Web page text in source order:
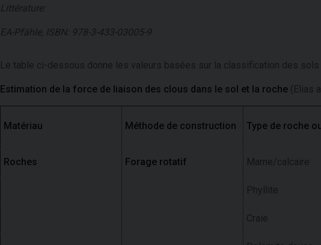
Littérature:
EA-Pfähle, ISBN: 978-3-433-03005-9
Le table ci-dessous donne les valeurs basées sur la classification des
Estimation de la force de liaison des clous dans le sol et la roche (Elias
Matériau Méthode de construction Type de roche
Roches Forage rotatif Marne/calcaire
Phyllite
Craie